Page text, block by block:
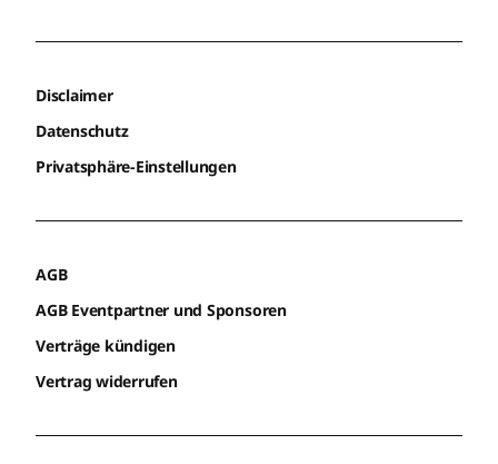
Disclaimer
Datenschutz
Privatsphäre-Einstellungen
AGB
AGB Eventpartner und Sponsoren
Verträge kündigen
Vertrag widerrufen